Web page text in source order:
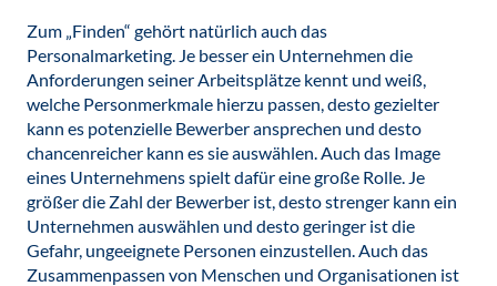
Zum „Finden“ gehört natürlich auch das
Personalmarketing. Je besser ein Unternehmen die
Anforderungen seiner Arbeitsplätze kennt und weiß,
welche Personmerkmale hierzu passen, desto gezielter
kann es potenzielle Bewerber ansprechen und desto
chancenreicher kann es sie auswählen. Auch das Image
eines Unternehmens spielt dafür eine große Rolle. Je
größer die Zahl der Bewerber ist, desto strenger kann ein
Unternehmen auswählen und desto geringer ist die
Gefahr, ungeeignete Personen einzustellen. Auch das
Zusammenpassen von Menschen und Organisationen ist